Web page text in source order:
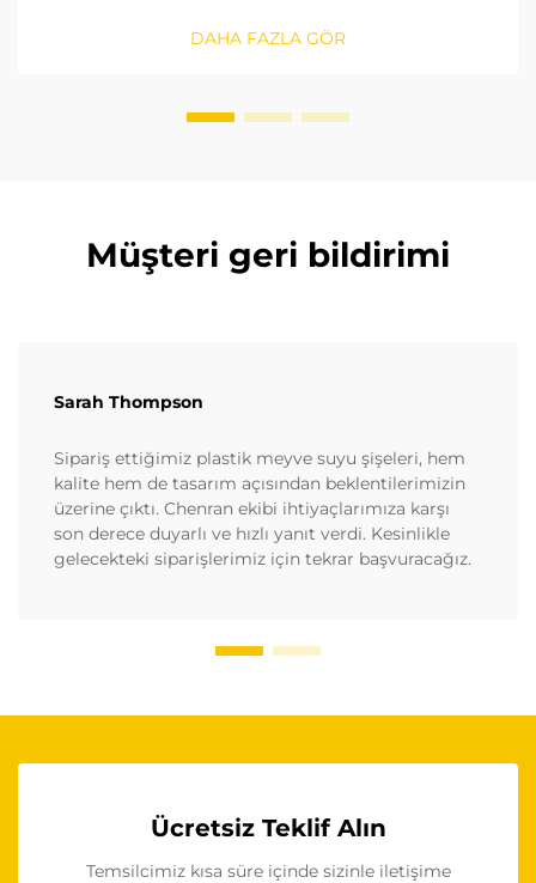
kontrol edeceğinizi ve doğru boyutu nasıl
seçeceğinizi öğrenin. FDA ve AB standartlarına
DAHA FAZLA GÖR
Müşteri geri bildirimi
Sarah Thompson
Sipariş ettiğimiz plastik meyve suyu şişeleri, hem
kalite hem de tasarım açısından beklentilerimizin
üzerine çıktı. Chenran ekibi ihtiyaçlarımıza karşı
son derece duyarlı ve hızlı yanıt verdi. Kesinlikle
gelecekteki siparişlerimiz için tekrar başvuracağız.
Ücretsiz Teklif Alın
Temsilcimiz kısa süre içinde sizinle iletişime